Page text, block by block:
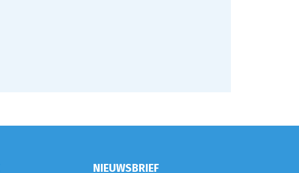
NIEUWSBRIEF